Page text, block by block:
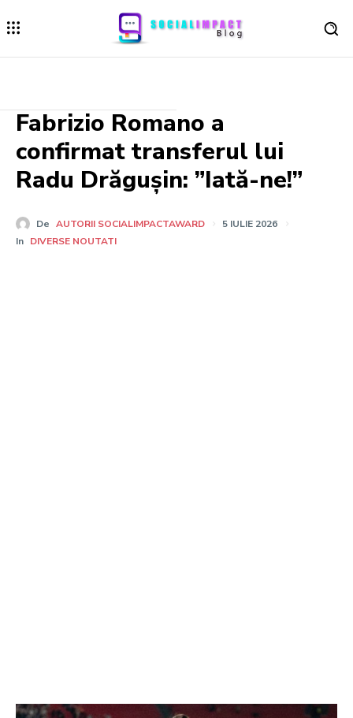
Fabrizio Romano a
confirmat transferul lui
Radu Drăgușin: ”Iată-ne!”
De AUTORII SOCIALIMPACTAWARD
5 IULIE 2026
In DIVERSE NOUTATI